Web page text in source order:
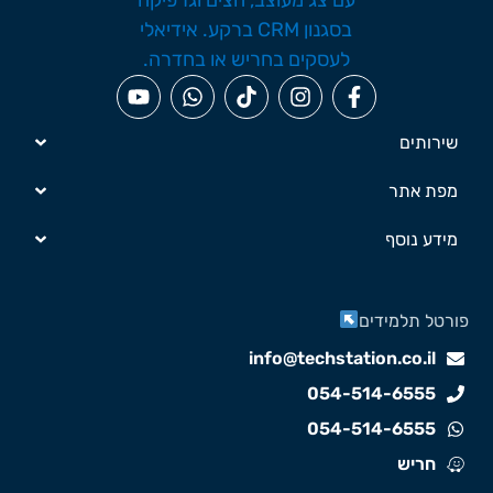
שירותים
מפת אתר
מידע נוסף
info@techstation.co.il
054-514-6555
054-514-6555
חריש
תלמידים